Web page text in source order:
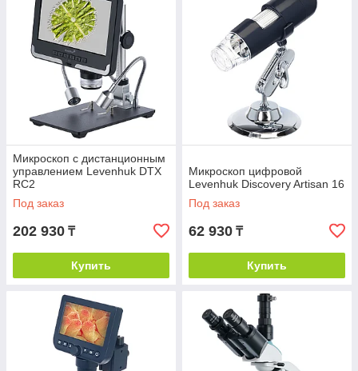
Микроскоп с дистанционным
управлением Levenhuk DTX
RC2
Под заказ
202 930 ₸
Купить
Микроскоп цифровой
Levenhuk Discovery Artisan 16
Под заказ
62 930 ₸
Купить